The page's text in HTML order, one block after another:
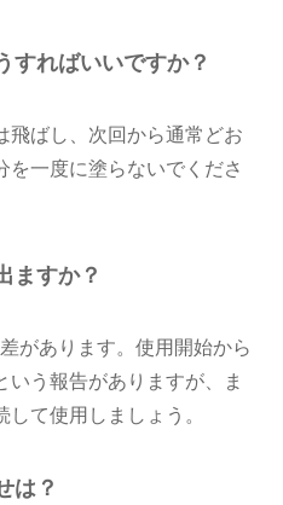
すればいいですか？
飛ばし、次回から通常どお
を一度に塗らないでくださ
ますか？
があります。使用開始から
う報告がありますが、ま
て使用しましょう。
は？